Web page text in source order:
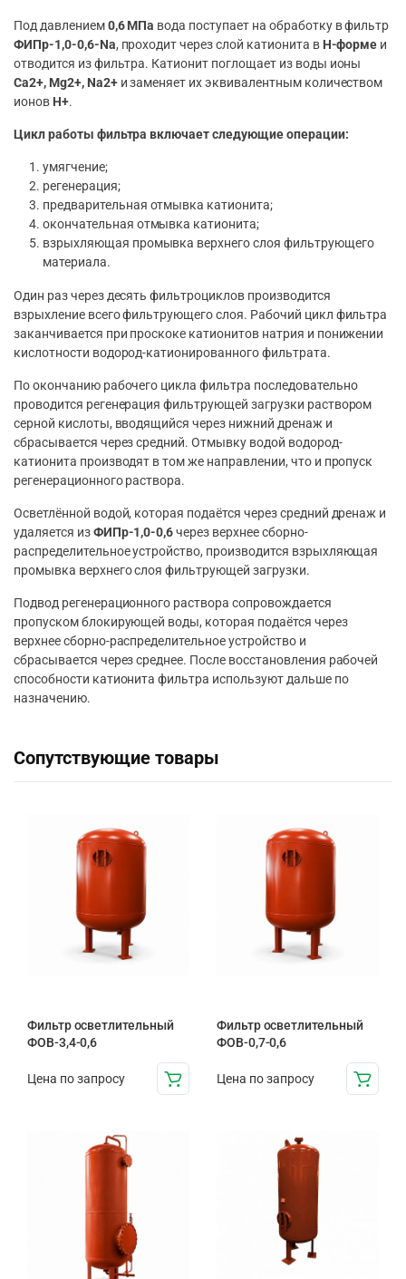
Под давлением0,6 МПа вода поступает на обработку в фильтр
ФИПр-1,0-0,6-Na, проходит через слой катионита в H-форме и
отводится из фильтра. Катионит поглощает из воды ионы
Ca2+, Mg2+, Na2+и заменяет их эквивалентным количеством
ионов H+.
Цикл работы фильтра включает следующие операции:
умягчение;
регенерация;
предварительная отмывка катионита;
окончательная отмывка катионита;
взрыхляющая промывка верхнего слоя фильтрующего
материала.
Один раз через десять фильтроциклов производится
взрыхление всего фильтрующего слоя. Рабочий цикл фильтра
заканчивается при проскоке катионитов натрия и понижении
кислотности водород-катионированного фильтрата.
По окончанию рабочего цикла фильтра последовательно
проводится регенерация фильтрующей загрузки раствором
серной кислоты, вводящийся через нижний дренаж и
сбрасывается через средний. Отмывку водой водород-
катионита производят в том же направлении, что и пропуск
регенерационного раствора.
Осветлённой водой, которая подаётся через средний дренаж и
удаляется изФИПр-1,0-0,6через верхнее сборно-
распределительное устройство, производится взрыхляющая
промывка верхнего слоя фильтрующей загрузки.
Подвод регенерационного раствора сопровождается
пропуском блокирующей воды, которая подаётся через
верхнее сборно-распределительное устройство и
сбрасывается через среднее. После восстановления рабочей
способности катионита фильтра используют дальше по
назначению.
Сопутствующие товары
Фильтр осветлительный
ФОВ-3,4-0,6
Цена по запросу
Фильтр осветлительный
ФОВ-0,7-0,6
Цена по запросу